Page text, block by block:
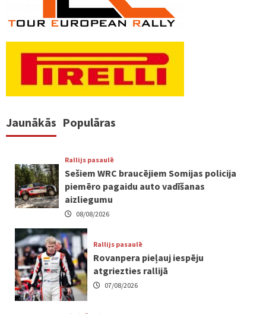
Jaunākās Populāras
Rallijs pasaulē
Sešiem WRC braucējiem Somijas policija
piemēro pagaidu auto vadīšanas
aizliegumu
08/08/2026
Rallijs pasaulē
Rovanpera pieļauj iespēju
atgriezties rallijā
07/08/2026